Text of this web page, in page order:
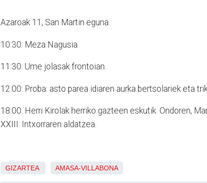
Azaroak 11, San Martin eguna.
10:30: Meza Nagusia.
11:30: Ume jolasak frontoian.
12:00: Proba: asto parea idiaren aurka bertsolariek eta
18:00: Herri Kirolak herriko gazteen eskutik. Ondoren,
XXIII. Intxorraren aldatzea.
GIZARTEA AMASA-VILLABONA